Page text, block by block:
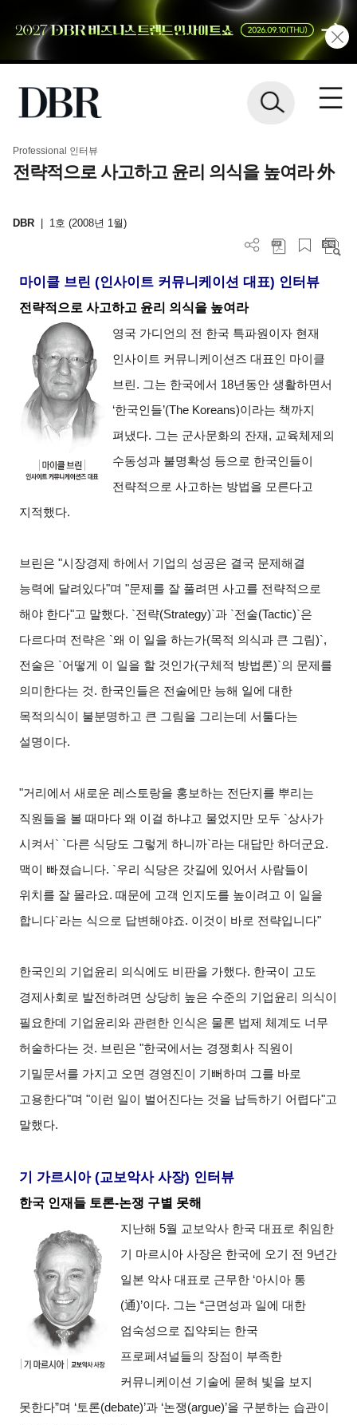
Professional 인터뷰
전략적으로 사고하고 윤리 의식을 높여라 外
DBR 1호 (2008년 1월)
마이클 브린 (인사이트 커뮤니케이션 대표) 인터뷰
전략적으로 사고하고 윤리 의식을 높여라
영국 가디언의 전 한국 특파원이자 현재
인사이트 커뮤니케이션즈 대표인 마이클
브린. 그는 한국에서 18년동안 생활하면서
‘한국인들’(The Koreans)이라는 책까지
펴냈다. 그는 군사문화의 잔재, 교육체제의
수동성과 불명확성 등으로 한국인들이
전략적으로 사고하는 방법을 모른다고
지적했다.
브린은 "시장경제 하에서 기업의 성공은 결국 문제해결
능력에 달려있다"며 "문제를 잘 풀려면 사고를 전략적으로
해야 한다"고 말했다. `전략(Strategy)`과 `전술(Tactic)`은
다르다며 전략은 `왜 이 일을 하는가(목적 의식과 큰 그림)`,
전술은 `어떻게 이 일을 할 것인가(구체적 방법론)`의 문제를
의미한다는 것. 한국인들은 전술에만 능해 일에 대한
목적의식이 불분명하고 큰 그림을 그리는데 서툴다는
설명이다.
"거리에서 새로운 레스토랑을 홍보하는 전단지를 뿌리는
직원들을 볼 때마다 왜 이걸 하냐고 물었지만 모두 `상사가
시켜서` `다른 식당도 그렇게 하니까`라는 대답만 하더군요.
맥이 빠졌습니다. `우리 식당은 갓길에 있어서 사람들이
위치를 잘 몰라요. 때문에 고객 인지도를 높이려고 이 일을
합니다`라는 식으로 답변해야죠. 이것이 바로 전략입니다"
한국인의 기업윤리 의식에도 비판을 가했다. 한국이 고도
경제사회로 발전하려면 상당히 높은 수준의 기업윤리 의식이
필요한데 기업윤리와 관련한 인식은 물론 법제 체계도 너무
허술하다는 것. 브린은 "한국에서는 경쟁회사 직원이
기밀문서를 가지고 오면 경영진이 기뻐하며 그를 바로
고용한다"며 "이런 일이 벌어진다는 것을 납득하기 어렵다"고
말했다.
기 가르시아 (교보악사 사장) 인터뷰
한국 인재들 토론-논쟁 구별 못해
지난해 5월 교보악사 한국 대표로 취임한
기 마르시아 사장은 한국에 오기 전 9년간
일본 악사 대표로 근무한 ‘아시아 통
(通)’이다. 그는 “근면성과 일에 대한
엄숙성으로 집약되는 한국
프로페셔널들의 장점이 부족한
커뮤니케이션 기술에 묻혀 빛을 보지
못한다”며 ‘토론(debate)’과 ‘논쟁(argue)’을 구분하는 습관이